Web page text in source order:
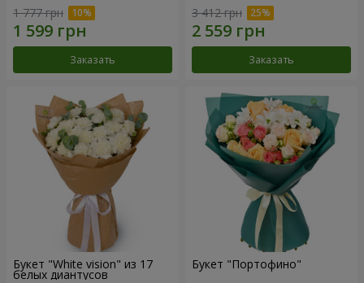
1 777 грн
Заказать
3 412 грн
Заказать
Букет "White vision" из 17
белых диантусов
Букет "Портофино"